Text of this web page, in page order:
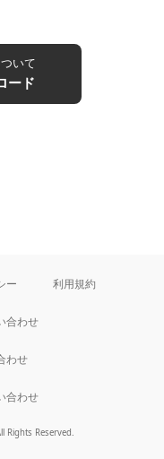
いて
ード
ー 利用規約
合わせ
わせ
合わせ
Rights Reserved.